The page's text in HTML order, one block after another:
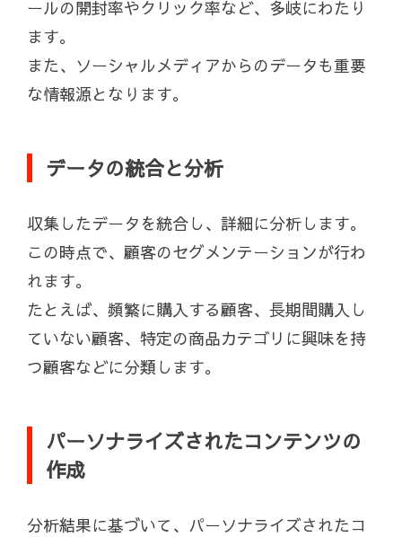
ールの開封率やクリック率など、多岐にわたり
ます。
また、ソーシャルメディアからのデータも重要
な情報源となります。
データの統合と分析
収集したデータを統合し、詳細に分析します。
この時点で、顧客のセグメンテーションが行わ
れます。
たとえば、頻繁に購入する顧客、長期間購入し
ていない顧客、特定の商品カテゴリに興味を持
つ顧客などに分類します。
パーソナライズされたコンテンツの
作成
分析結果に基づいて、パーソナライズされたコ